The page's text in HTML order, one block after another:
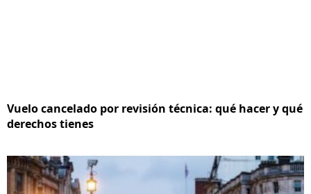
Vuelo cancelado por revisión técnica: qué hacer y qué
derechos tienes